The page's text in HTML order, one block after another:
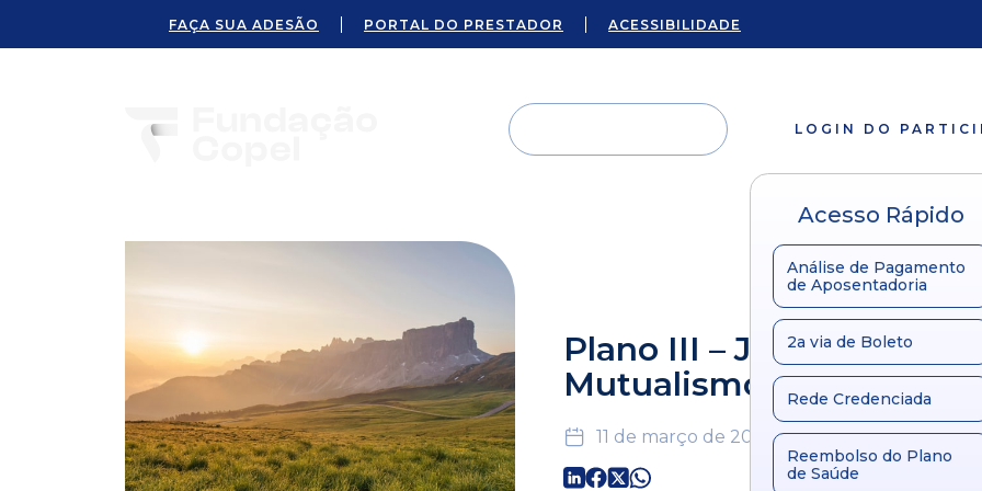
FAÇA SUA ADESÃO PORTAL DO PRESTADOR ACESSIBILIDADE
LOGIN DO
Acesso Rápido
Análise de Pagamento
de Aposentadoria
2a via de Boleto
Rede Credenciada
Reembolso do Plano
de Saúde
Plano III – Julho 2019 –
Mutualismo
11 de março de 2024